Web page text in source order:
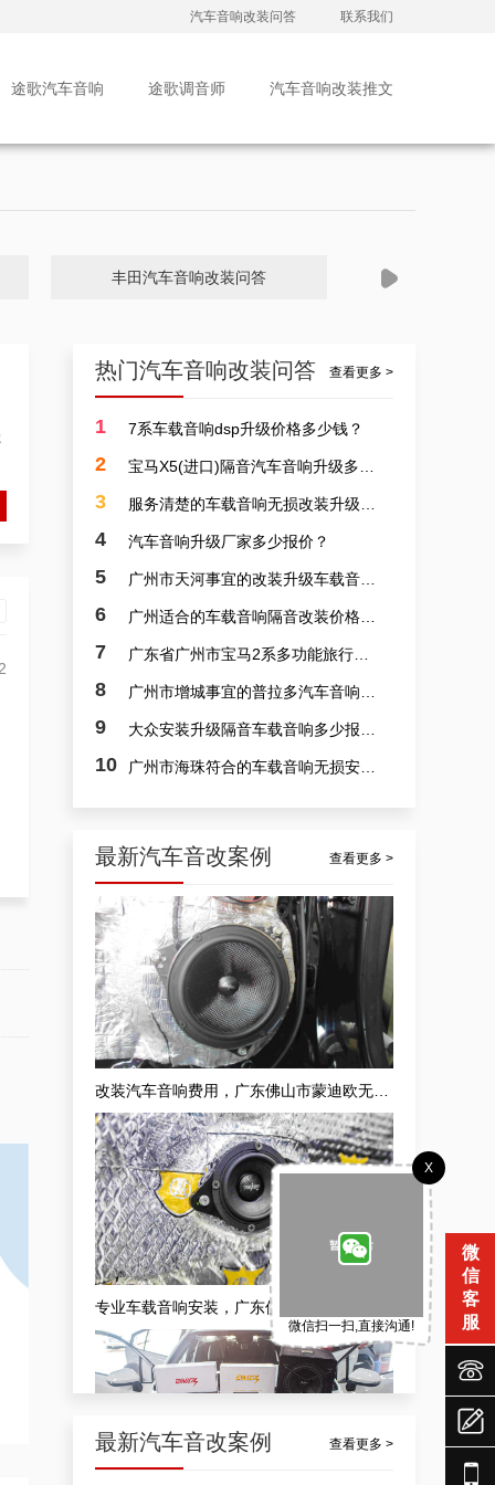
汽车音响改装问答 联系我们
途歌汽车音响 途歌调音师 汽车音响改装推文
丰田汽车音响改装问答
热门汽车音响改装问答 查看更多 >
1 7系车载音响dsp升级价格多少钱？
2
3
4 汽车音响升级厂家多少报价？
5
6
7
8
9
10
最新汽车音改案例 查看更多 >
最新汽车音改案例 查看更多 >
微
信
客
服
X
微信扫一扫,直接沟通!



